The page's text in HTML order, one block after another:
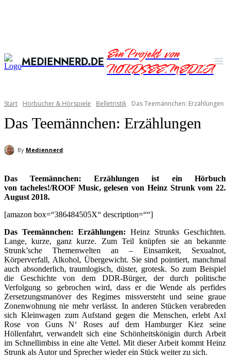
MEDIENNERD.DEEin Projekt von
NORDSEE.MEDIA
Start Hörbücher & Hörspiele Belletristik Das Teemännchen: Erzählungen
Das Teemännchen: Erzählungen
By Mediennerd
Das Teemännchen: Erzählungen ist ein Hörbuch
von tacheles!/ROOF Music, gelesen von Heinz Strunk vom 22.
August 2018.
[amazon box=“386484505X“ description=““]
Das Teemännchen: Erzählungen: Heinz Strunks Geschichten.
Lange, kurze, ganz kurze. Zum Teil knüpfen sie an bekannte
Strunk’sche Themenwelten an – Einsamkeit, Sexualnot,
Körperverfall, Alkohol, Übergewicht. Sie sind pointiert, manchmal
auch absonderlich, traumlogisch, düster, grotesk. So zum Beispiel
die Geschichte von dem DDR-Bürger, der durch politische
Verfolgung so gebrochen wird, dass er die Wende als perfides
Zersetzungsmanöver des Regimes missversteht und seine graue
Zonenwohnung nie mehr verlässt. In anderen Stücken verabreden
sich Kleinwagen zum Aufstand gegen die Menschen, erlebt Axl
Rose von Guns N‘ Roses auf dem Hamburger Kiez seine
Höllenfahrt, verwandelt sich eine Schönheitskönigin durch Arbeit
im Schnellimbiss in eine alte Vettel. Mit dieser Arbeit kommt Heinz
Strunk als Autor und Sprecher wieder ein Stück weiter zu sich.